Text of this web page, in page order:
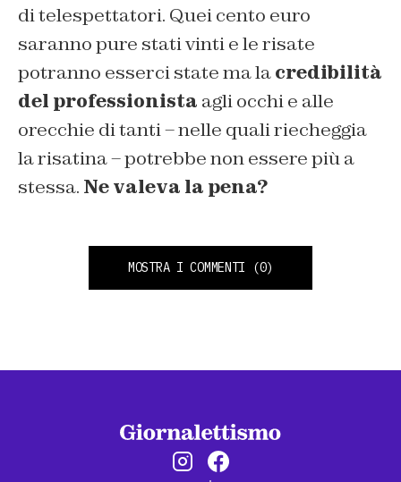
di telespettatori. Quei cento euro
saranno pure stati vinti e le risate
potranno esserci state ma lacredibilità
del professionista agli occhi e alle
orecchie di tanti – nelle quali riecheggia
la risatina – potrebbe non essere più a
stessa. Ne valeva la pena?
MOSTRA I COMMENTI (0)